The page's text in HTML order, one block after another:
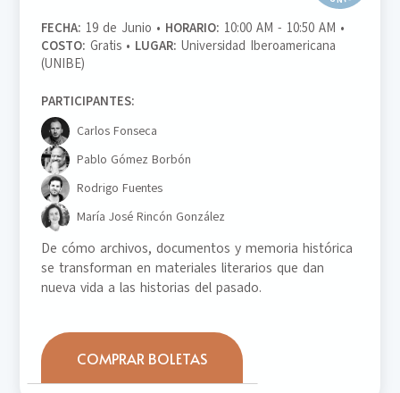
FECHA: 19 de Junio • HORARIO: 10:00 AM - 10:50 AM •
COSTO: Gratis • LUGAR: Universidad Iberoamericana
(UNIBE)
PARTICIPANTES:
Carlos Fonseca
Pablo Gómez Borbón
Rodrigo Fuentes
María José Rincón González
De cómo archivos, documentos y memoria histórica
se transforman en materiales literarios que dan
nueva vida a las historias del pasado.
COMPRAR BOLETAS